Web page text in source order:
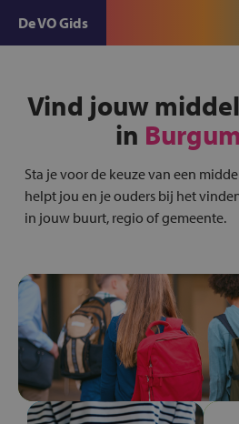
De VO Gids
Vind jouw
in Burgum
Sta je voor de keuze van een
helpt jou en je ouders bij het
in jouw buurt, regio of gemeente.